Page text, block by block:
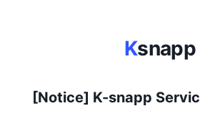
Ksnapp
[Notice] K-snapp